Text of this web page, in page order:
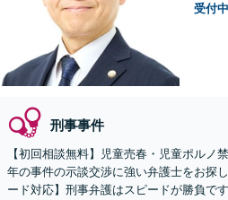
受付中
刑事事件
【初回相談無料】児童売春・児童ポルノ
年の事件の示談交渉に強い弁護士をお探
ード対応】刑事弁護はスピードが勝負で